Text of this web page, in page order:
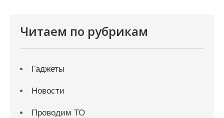
Читаем по рубрикам
Гаджеты
Новости
Проводим ТО